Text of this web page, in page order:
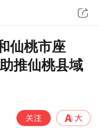
仙桃市座
推仙桃县域